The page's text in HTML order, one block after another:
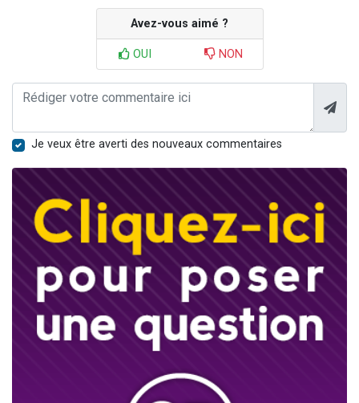
Avez-vous aimé ?
OUI NON
Je veux être averti des nouveaux commentaires